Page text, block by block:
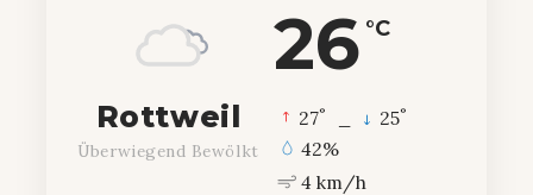
26 °C
Rottweil
Überwiegend Bewölkt
27° 25°
42%
4 km/h